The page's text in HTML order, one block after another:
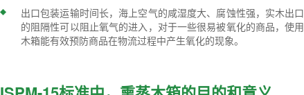
出口包装运输时间长，海上空气的咸湿度大、腐蚀性强，实木出
的阻隔性可以阻止氧气的进入，对于一些很易被氧化的商品，使
木箱能有效预防商品在物流过程中产生氧化的现象。